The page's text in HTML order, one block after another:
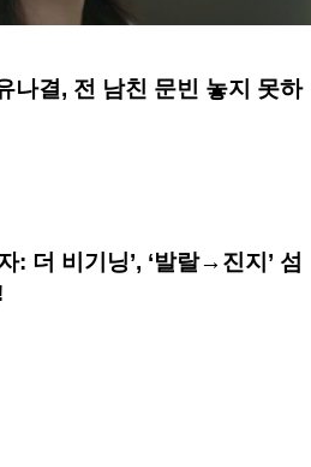
나결, 전 남친 문빈 놓지 못하
: 더 비기닝’, ‘발랄→진지’ 섬